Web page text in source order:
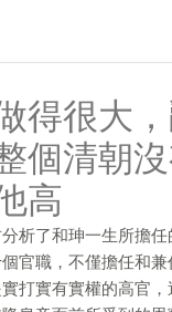
得很大
個清朝
高
析了和珅一生所擔
官職，不僅擔任和兼
打實有實權的高官